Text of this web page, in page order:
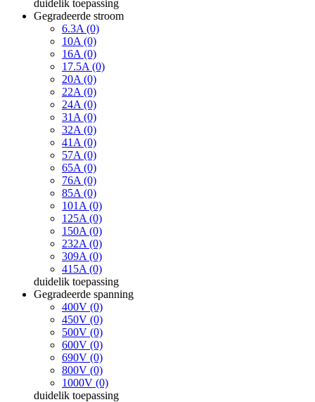
duidelik toepassing
Gegradeerde stroom
6.3A (0)
10A (0)
16A (0)
17.5A (0)
20A (0)
22A (0)
24A (0)
31A (0)
32A (0)
41A (0)
57A (0)
65A (0)
76A (0)
85A (0)
101A (0)
125A (0)
150A (0)
232A (0)
309A (0)
415A (0)
duidelik toepassing
Gegradeerde spanning
400V (0)
450V (0)
500V (0)
600V (0)
690V (0)
800V (0)
1000V (0)
duidelik toepassing